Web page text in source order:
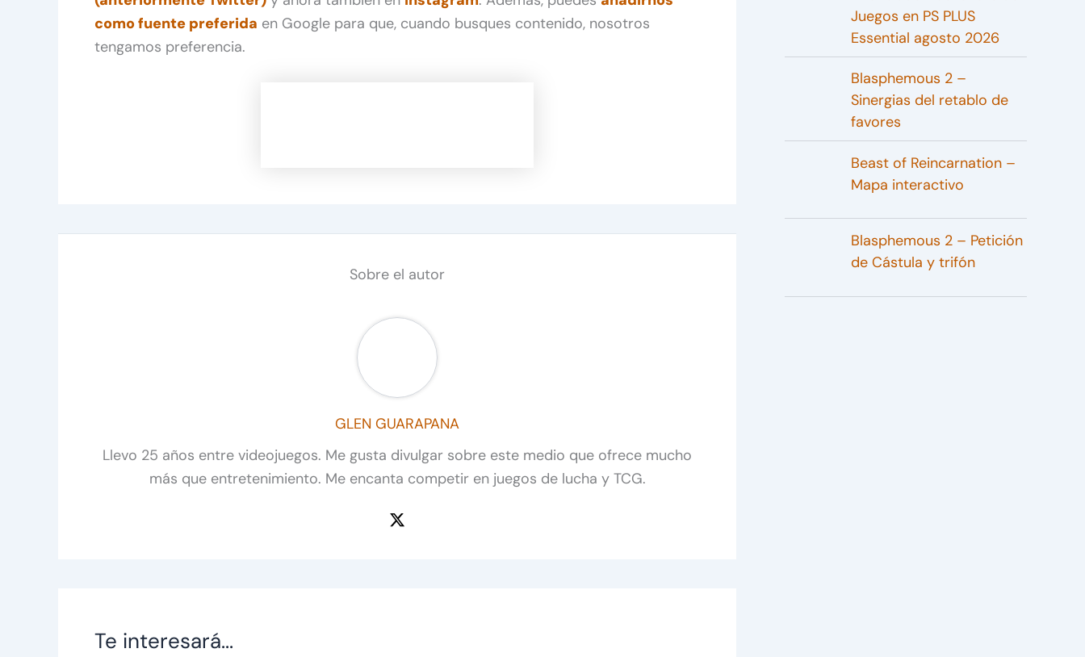
como fuente preferida en Google para que, cuando busques contenido, nosotros
tengamos preferencia.
Sobre el autor
GLEN GUARAPANA
Llevo 25 años entre videojuegos. Me gusta divulgar sobre este medio que ofrece mucho
más que entretenimiento. Me encanta competir en juegos de lucha y TCG.
Te interesará...
Juegos en PS PLUS
Essential agosto 2026
Blasphemous 2 –
Sinergias del retablo de
favores
Beast of Reincarnation –
Mapa interactivo
Blasphemous 2 – Petición
de Cástula y trifón